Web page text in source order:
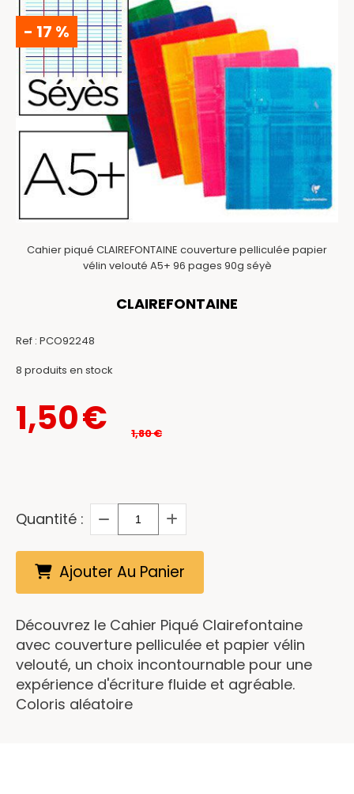
- 17 %
Cahier piqué CLAIREFONTAINE couverture pelliculée papier
vélin velouté A5+ 96 pages 90g séyè
CLAIREFONTAINE
Ref : PCO92248
1,50€ 1,80€
8 produits en stock
Quantité :
Ajouter Au Panier
Découvrez le Cahier Piqué Clairefontaine
avec couverture pelliculée et papier vélin
velouté, un choix incontournable pour une
expérience d'écriture fluide et agréable.
Coloris aléatoire